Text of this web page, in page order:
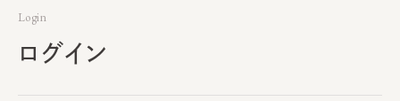
Login
ログイン